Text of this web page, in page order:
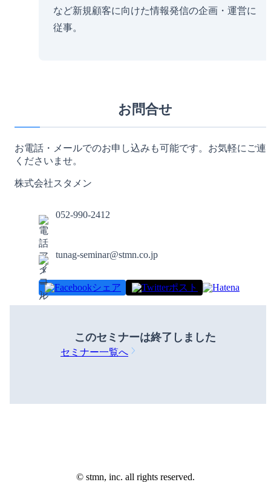
など新規顧客に向けた情報発信の企画・運営に
従事。
お問合せ
お電話・メールでのお申し込みも可能です。お気軽にご連
くださいませ。
株式会社スタメン
052-990-2412
tunag-seminar@stmn.co.jp
シェア ポスト
このセミナーは終了しました
セミナー一覧へ
©️ stmn, inc. all rights reserved.